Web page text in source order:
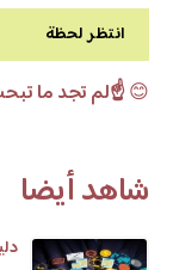
انتظر لحظة
😊☝️لم تجد ما
شاهد أيضا